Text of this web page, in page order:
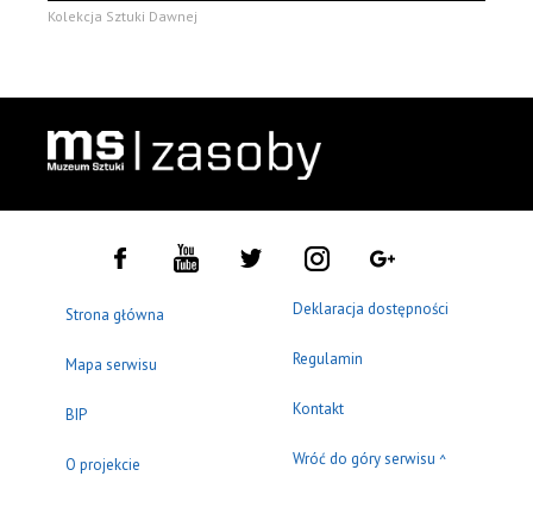
Kolekcja Sztuki Dawnej
Strona główna
Mapa serwisu
BIP
O projekcie
Deklaracja dostępności
Regulamin
Kontakt
Wróć do góry serwisu ^